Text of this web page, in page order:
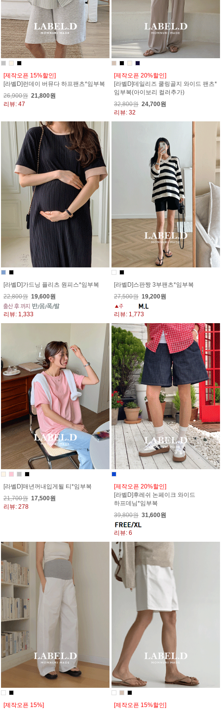
[제작오픈 15%할인]
[라벨D]런데이 버뮤다 하프팬츠*임부복
26,900원 21,800원
리뷰: 47
[제작오픈 20%할인]
[라벨D]데일리즈 쿨링골지 와이드 팬츠*
임부복(아이보리 컬러추가)
32,800원 24,700원
리뷰: 32
[라벨D]가드닝 플리츠 원피스*임부복
22,800원 19,600원
리뷰: 1,333
[라벨D]스판짱 3부팬츠*임부복
27,500원 19,200원
리뷰: 1,773
[라벨D]매년꺼내입게될 티*임부복
21,700원 17,500원
리뷰: 278
[제작오픈 20%할인]
[라벨D]후레쉬 논페이크 와이드
하프데님*임부복
39,800원 31,600원
리뷰: 6
[제작오픈 15%]
[제작오픈 15%할인]